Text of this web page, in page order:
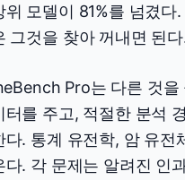
위 모델이 81%를 넘겼
그것을 찾아 꺼내면 된
Pro는 다른 것을
터를 주고, 적절한 분석
다. 통계 유전학, 암 유전
다. 각 문제는 알려진 인